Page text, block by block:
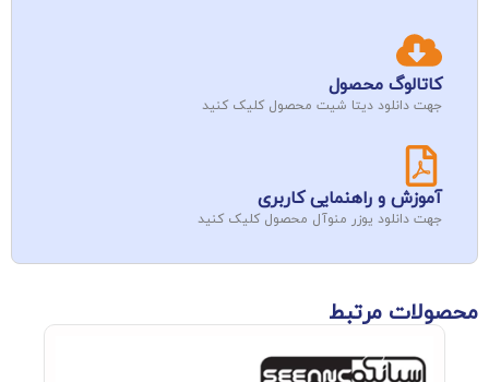
کاتالوگ محصول
جهت دانلود دیتا شیت محصول کلیک کنید
آموزش و راهنمایی کاربری
جهت دانلود یوزر منوآل محصول کلیک کنید
محصولات مرتبط